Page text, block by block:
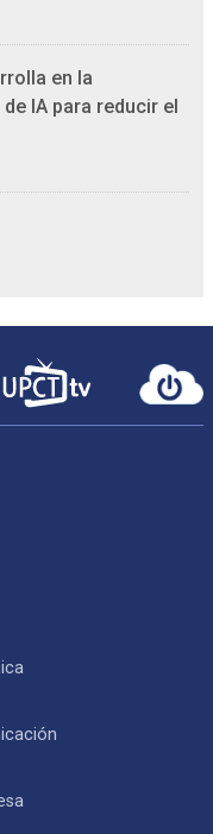
en la
IA para reducir el